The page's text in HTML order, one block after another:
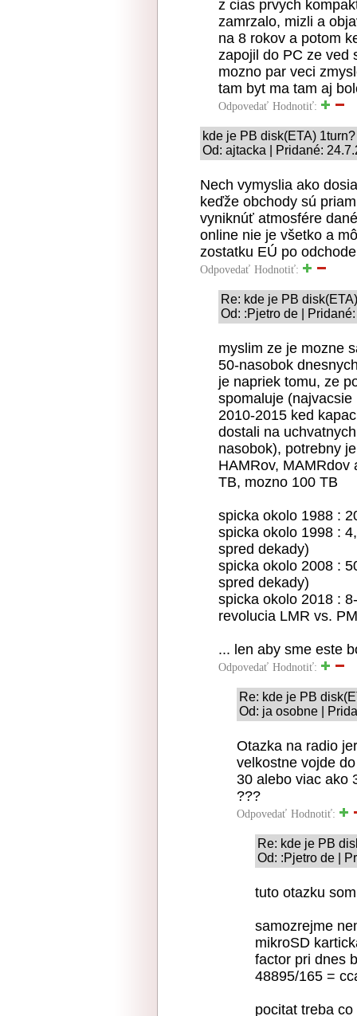
z cias prvych
zamrzalo, mizli a
na 8 rokov a potom
zapojil do PC ze ved
mozno par veci
tam byt ma tam aj
Odpovedať Hodnotiť:
kde je PB disk(ETA) 1turn?
Od: ajtacka | Pridané:
Nech vymyslia ako
keďže obchody sú
vyniknúť atmosfére
online nie je všetko a
zostatku EÚ po
Odpovedať Hodnotiť:
Re: kde je PB
Od: :Pjetro de |
myslim ze je mozne
50-nasobok
je napriek tomu, ze
spomaluje
2010-2015 ked
dostali na
nasobok), potrebny
HAMRov, MAMRdov
TB, mozno 100 TB
spicka okolo 1988 :
spicka okolo 1998 :
spred dekady)
spicka okolo 2008 :
spred dekady)
spicka okolo 2018 :
revolucia LMR vs.
... len aby sme este
Odpovedať Hodnotiť:
Re: kde je PB
Od: ja osobne |
Otazka na radio
velkostne vojde
30 alebo viac ako
???
Odpovedať Hodnotiť:
Re: kde je PB
Od: :Pjetro de |
tuto otazku
samozrejme
mikroSD
factor pri dnes
48895/165 =
pocitat treba